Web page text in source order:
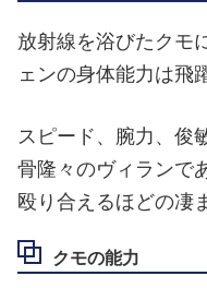
放射線を浴びたクモ
ェンの身体能力は飛
スピード、腕力、俊
骨隆々のヴィランで
殴り合えるほどの凄
クモの能力